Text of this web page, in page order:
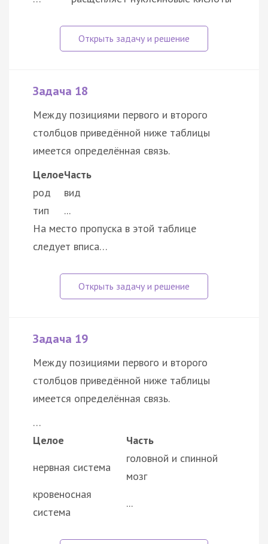
Задача 18
Между позициями первого и второго
столбцов приведённой ниже таблицы
имеется определённая связь.
ЦелоеЧасть
род
вид
тип
...
На место пропуска в этой таблице
следует вписа…
Задача 19
Между позициями первого и второго
столбцов приведённой ниже таблицы
имеется определённая связь.
…
Целое
Часть
нервная система
головной и спинной
мозг
кровеносная
система
...